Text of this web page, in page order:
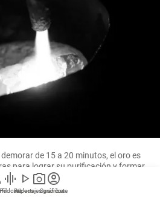
graphic_eq
Pódcast
play_arrow
Videos
photo_camera
Reportajes gráficos
account_circle
Suscríbete
de 15 a 20 minutos, el oro es
para lograr su purificación y formar